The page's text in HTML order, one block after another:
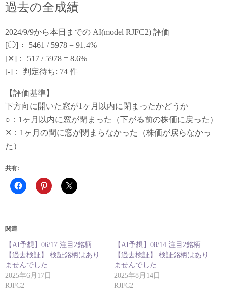
過去の全成績
2024/9/9から本日までの AI(model RJFC2) 評価
[◯]： 5461 / 5978 = 91.4%
[✕]： 517 / 5978 = 8.6%
[-]： 判定待ち: 74 件
【評価基準】
下方向に開いた窓が1ヶ月以内に閉まったかどうか
○：1ヶ月以内に窓が閉まった（下がる前の株価に戻った）
✕：1ヶ月の間に窓が閉まらなかった（株価が戻らなかっ
た）
共有:
関連
【AI予想】06/17 注目2銘柄
【過去検証】 検証銘柄はあり
ませんでした
2025年6月17日
RJFC2
【AI予想】08/14 注目2銘柄
【過去検証】 検証銘柄はあり
ませんでした
2025年8月14日
RJFC2